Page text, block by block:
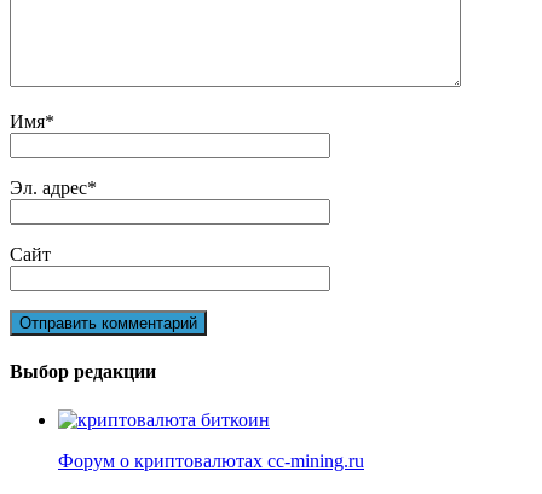
Имя*
Эл. адрес*
Сайт
Выбор редакции
Форум о криптовалютах cc-mining.ru